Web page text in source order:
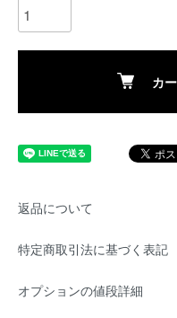
カ
返品について
特定商取引法に基づく表記
オプションの値段詳細